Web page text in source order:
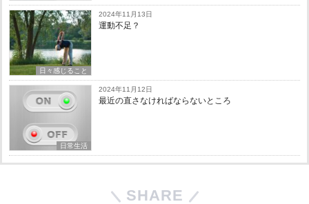
日々感じること
2024年11月13日
運動不足？
日常生活
2024年11月12日
最近の直さなければならないところ
SHARE